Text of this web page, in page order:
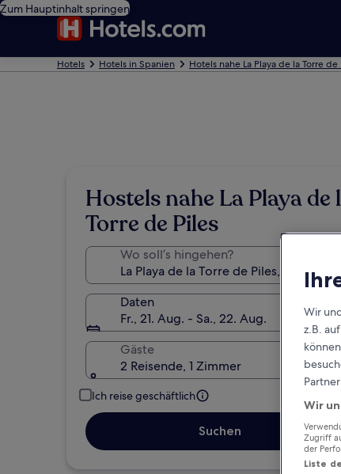
Zum Hauptinhalt springen
Hotels Hotels in Spanien Hotels nahe La Playa de la Torre de
Hostels nahe La Playa de
Torre de Piles
Wo soll’s hingehen?
Daten
Fr., 21. Aug. - Sa., 22. Aug.
Gäste
2 Reisende, 1 Zimmer
Ich reise geschäftlich
Suchen
Wir
z.B.
Wir
Zugriff
der
Liste